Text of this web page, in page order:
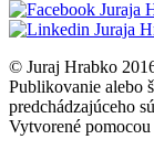
© Juraj Hrabko
Publikovanie alebo
predchádzajúceho
Vytvorené pomocou